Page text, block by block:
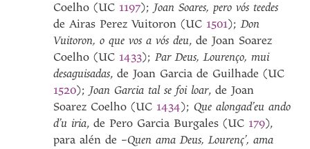
Coelho (UC 1197); Joan Soares, pero vós teedes
de Airas Perez Vuitoron (UC 1501);Don
Vuitoron, o que vos a vós deu, de Joan Soarez
Coelho (UC 1433);Par Deus, Lourenço, mui
desaguisadas, de Joan Garcia de Guilhade (UC
1520); Joan Garcia tal se foi loar, de Joan
Soarez Coelho (UC 1434);Que alongad’eu ando
d’u iria, de Pero Garcia Burgales (UC 179),
para alén de –Quen ama Deus, Lourenç’, ama